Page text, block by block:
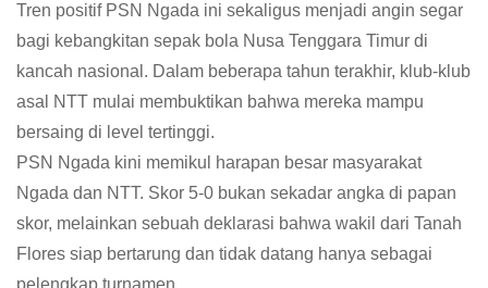
Tren positif PSN Ngada ini sekaligus menjadi angin segar
bagi kebangkitan sepak bola Nusa Tenggara Timur di
kancah nasional. Dalam beberapa tahun terakhir, klub-klub
asal NTT mulai membuktikan bahwa mereka mampu
bersaing di level tertinggi.
PSN Ngada kini memikul harapan besar masyarakat
Ngada dan NTT. Skor 5-0 bukan sekadar angka di papan
skor, melainkan sebuah deklarasi bahwa wakil dari Tanah
Flores siap bertarung dan tidak datang hanya sebagai